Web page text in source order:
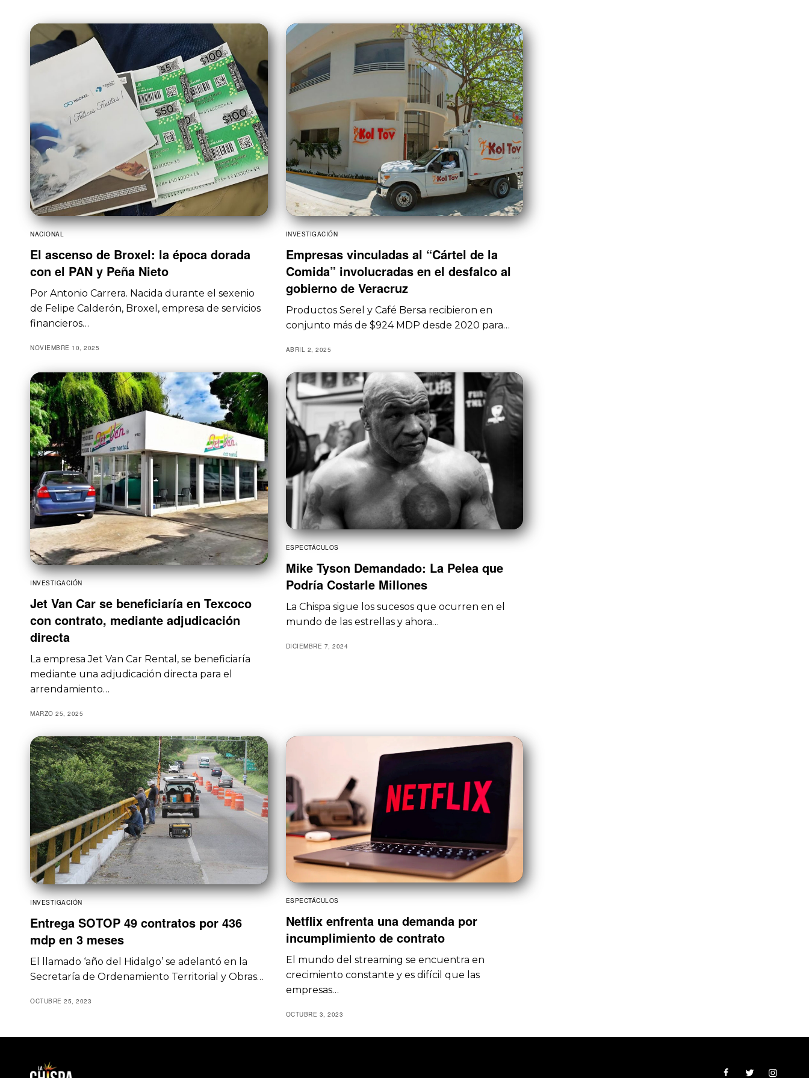
NACIONAL
El ascenso de Broxel: la época dorada
con el PAN y Peña Nieto
Por Antonio Carrera. Nacida durante el sexenio
de Felipe Calderón, Broxel, empresa de servicios
financieros…
NOVIEMBRE 10, 2025
INVESTIGACIÓN
Empresas vinculadas al “Cártel de la
Comida” involucradas en el desfalco al
gobierno de Veracruz
Productos Serel y Café Bersa recibieron en
conjunto más de $924 MDP desde 2020 para…
ABRIL 2, 2025
INVESTIGACIÓN
Jet Van Car se beneficiaría en Texcoco
con contrato, mediante adjudicación
directa
La empresa Jet Van Car Rental, se beneficiaría
mediante una adjudicación directa para el
arrendamiento…
MARZO 25, 2025
ESPECTÁCULOS
Mike Tyson Demandado: La Pelea que
Podría Costarle Millones
La Chispa sigue los sucesos que ocurren en el
mundo de las estrellas y ahora…
DICIEMBRE 7, 2024
INVESTIGACIÓN
Entrega SOTOP 49 contratos por 436
mdp en 3 meses
El llamado ‘año del Hidalgo’ se adelantó en la
Secretaría de Ordenamiento Territorial y Obras…
OCTUBRE 25, 2023
ESPECTÁCULOS
Netflix enfrenta una demanda por
incumplimiento de contrato
El mundo del streaming se encuentra en
crecimiento constante y es difícil que las
empresas…
OCTUBRE 3, 2023